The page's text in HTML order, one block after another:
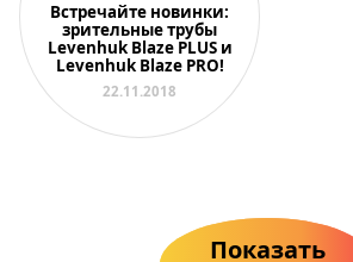
Встречайте новинки:
зрительные трубы
Levenhuk Blaze PLUS и
Levenhuk Blaze PRO!
22.11.2018
Показать